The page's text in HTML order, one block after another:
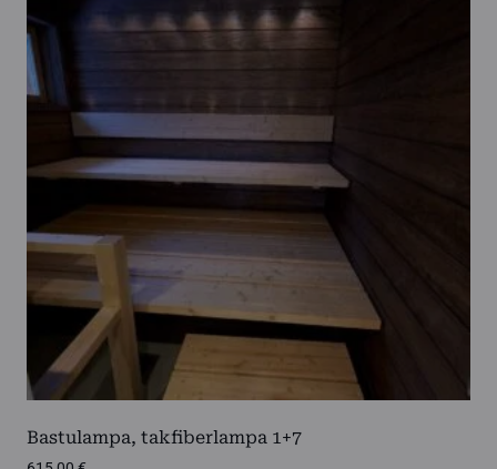
Bastulampa, takfiberlampa 1+7